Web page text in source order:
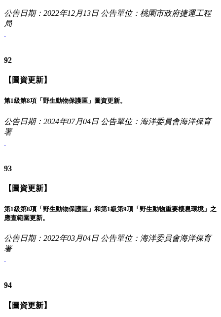
公告日期：2022年12月13日 公告單位：桃園市政府捷運工程
局
92
【圖資更新】
第1級第8項「野生動物保護區」圖資更新。
公告日期：2024年07月04日 公告單位：海洋委員會海洋保育
署
93
【圖資更新】
第1級第8項「野生動物保護區」和第1級第9項「野生動物重要棲息環境」之
應查範圍更新。
公告日期：2022年03月04日 公告單位：海洋委員會海洋保育
署
94
【圖資更新】